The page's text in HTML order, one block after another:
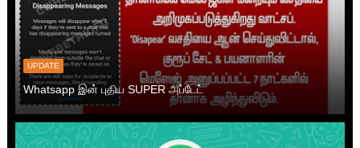
UPDATE
Whatsapp இன் புதிய SUPER அப்டேட்